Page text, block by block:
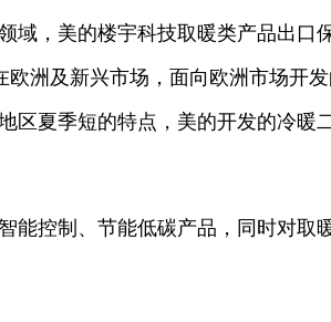
域，美的楼宇科技取暖类产品出口
洲及新兴市场，面向欧洲市场开
区夏季短的特点，美的开发的冷暖
能控制、节能低碳产品，同时对取